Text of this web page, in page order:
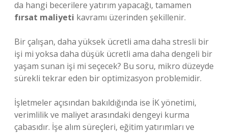
da hangi becerilere yatırım yapacağı, tamamen
fırsat maliyeti kavramı üzerinden şekillenir.
Bir çalışan, daha yüksek ücretli ama daha stresli bir
işi mi yoksa daha düşük ücretli ama daha dengeli bir
yaşam sunan işi mi seçecek? Bu soru, mikro düzeyde
sürekli tekrar eden bir optimizasyon problemidir.
İşletmeler açısından bakıldığında ise İK yönetimi,
verimlilik ve maliyet arasındaki dengeyi kurma
çabasıdır. İşe alım süreçleri, eğitim yatırımları ve